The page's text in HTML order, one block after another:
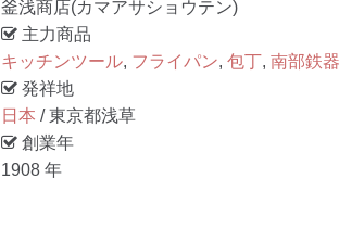
釜浅商店(カマアサショウテン)
主力商品
キッチンツール, フライパン, 包丁, 南部鉄器
発祥地
日本 / 東京都浅草
創業年
1908 年